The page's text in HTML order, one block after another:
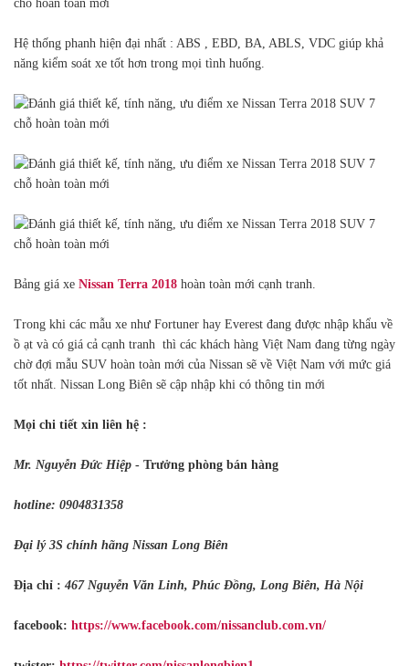
Hệ thống phanh hiện đại nhất : ABS , EBD, BA, ABLS, VDC giúp khả
năng kiểm soát xe tốt hơn trong mọi tình huống.
Bảng giá xe Nissan Terra 2018 hoàn toàn mới cạnh tranh.
Trong khi các mẫu xe như Fortuner hay Everest đang được nhập khẩu về
ồ ạt và có giá cả cạnh tranh thì các khách hàng Việt Nam đang từng ngày
chờ đợi mẫu SUV hoàn toàn mới của Nissan sẽ về Việt Nam với mức giá
tốt nhất. Nissan Long Biên sẽ cập nhập khi có thông tin mới
Mọi chi tiết xin liên hệ :
Mr. Nguyễn Đức Hiệp - Trưởng phòng bán hàng
hotline: 0904831358
Đại lý 3S chính hãng Nissan Long Biên
Địa chỉ : 467 Nguyễn Văn Linh, Phúc Đồng, Long Biên, Hà Nội
facebook: https://www.facebook.com/nissanclub.com.vn/